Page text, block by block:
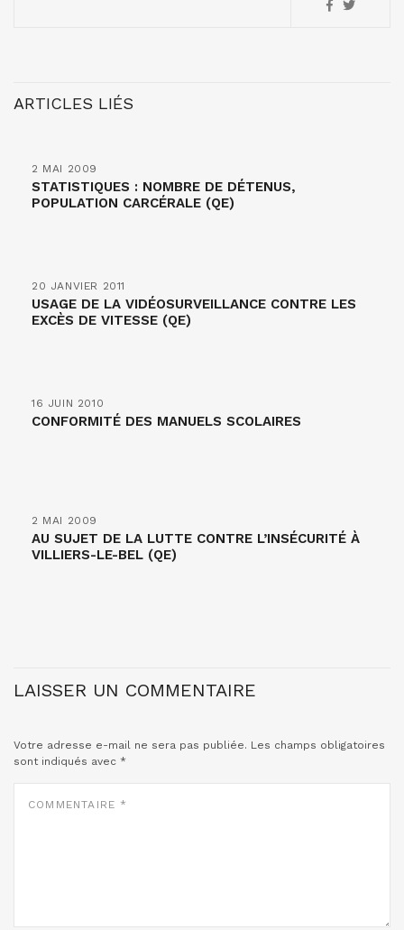
ARTICLES LIÉS
2 MAI 2009
STATISTIQUES : NOMBRE DE DÉTENUS,
POPULATION CARCÉRALE (QE)
20 JANVIER 2011
USAGE DE LA VIDÉOSURVEILLANCE CONTRE LES
EXCÈS DE VITESSE (QE)
16 JUIN 2010
CONFORMITÉ DES MANUELS SCOLAIRES
2 MAI 2009
AU SUJET DE LA LUTTE CONTRE L’INSÉCURITÉ À
VILLIERS-LE-BEL (QE)
LAISSER UN COMMENTAIRE
Votre adresse e-mail ne sera pas publiée. Les champs obligatoires
sont indiqués avec *